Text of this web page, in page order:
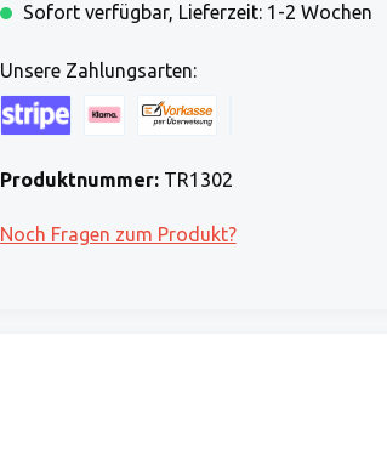
Sofort verfügbar, Lieferzeit: 1-2 Wochen
Unsere Zahlungsarten:
Produktnummer: TR1302
Noch Fragen zum Produkt?